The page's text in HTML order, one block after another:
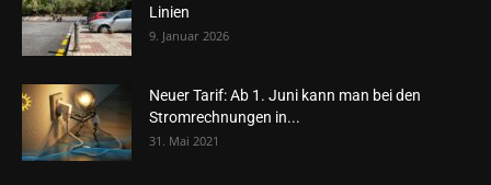
Linien
9. Januar 2026
Neuer Tarif: Ab 1. Juni kann man bei den
Stromrechnungen in...
31. Mai 2021